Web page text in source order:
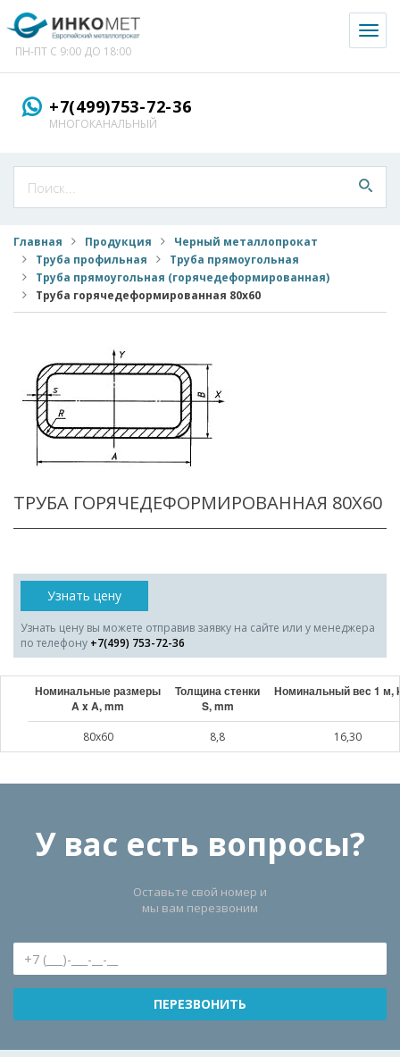
ПН-ПТ С 9:00 ДО 18:00
+7(499)753-72-36
МНОГОКАНАЛЬНЫЙ
Главная Продукция
Черный металлопрокат
Труба профильная
Труба прямоугольная
Труба прямоугольная (горячедеформированная)
Труба горячедеформированная 80x60
ТРУБА ГОРЯЧЕДЕФОРМИРОВАННАЯ 80X60
Узнать цену
Узнать цену вы можете отправив заявку на сайте или у менеджера
по телефону +7(499) 753-72-36
Номинальные размеры
A x A, mm
Толщина стенки
S, mm
Номинальный веc 1 м,
80x60 8,8 16,30
У вас есть вопросы?
Оставьте свой номер и
мы вам перезвоним